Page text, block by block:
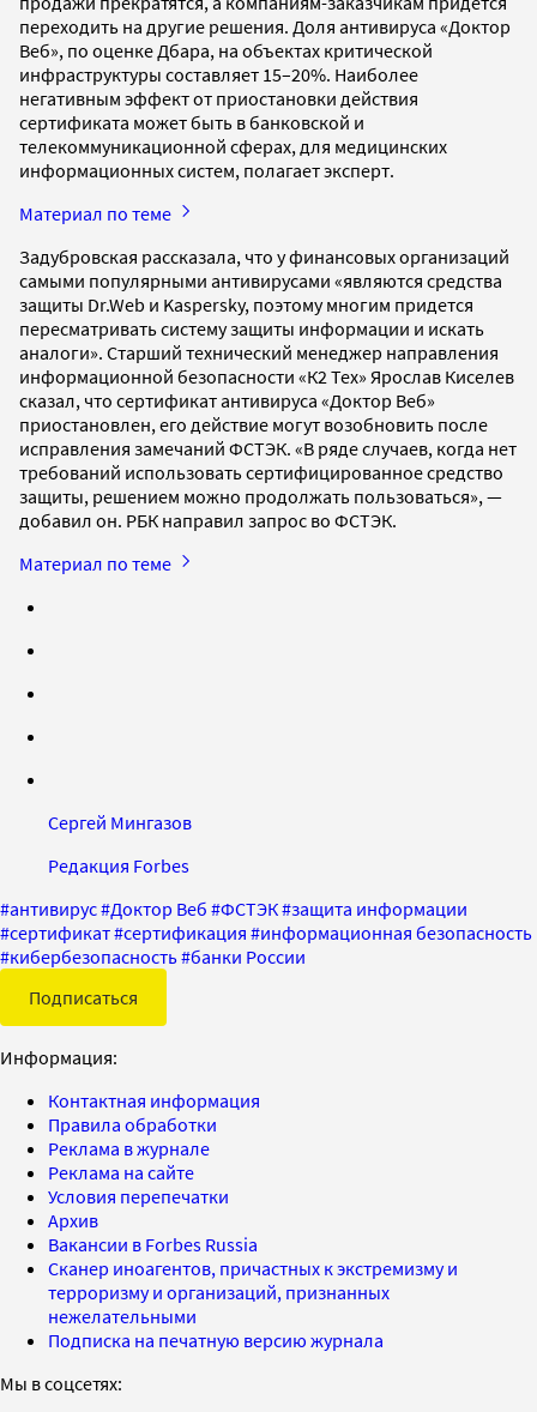
переходить на другие решения. Доля антивируса «Доктор
Веб», по оценке Дбара, на объектах критической
инфраструктуры составляет 15–20%. Наиболее
негативным эффект от приостановки действия
сертификата может быть в банковской и
телекоммуникационной сферах, для медицинских
информационных систем, полагает эксперт.
Материал по теме
Задубровская рассказала, что у финансовых организаций
самыми популярными антивирусами «являются средства
защиты Dr.Web и Kaspersky, поэтому многим придется
пересматривать систему защиты информации и искать
аналоги». Старший технический менеджер направления
информационной безопасности «К2 Тех» Ярослав Киселев
сказал, что сертификат антивируса «Доктор Веб»
приостановлен, его действие могут возобновить после
исправления замечаний ФСТЭК. «В ряде случаев, когда нет
требований использовать сертифицированное средство
защиты, решением можно продолжать пользоваться», —
добавил он. РБК направил запрос во ФСТЭК.
Материал по теме
Сергей Мингазов
Редакция Forbes
#антивирус#Доктор Веб #ФСТЭК#защита информации
#сертификат#сертификация #информационная безопасность
#кибербезопасность#банки России
Подписаться
Информация:
Контактная информация
Правила обработки
Реклама в журнале
Реклама на сайте
Условия перепечатки
Архив
Вакансии в Forbes Russia
Сканер иноагентов, причастных к экстремизму и
терроризму и организаций, признанных
нежелательными
Подписка на печатную версию журнала
Мы в соцсетях: